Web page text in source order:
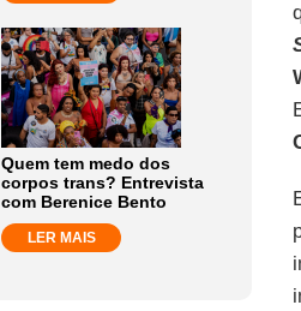
Quem tem medo dos
corpos trans? Entrevista
com Berenice Bento
LER MAIS